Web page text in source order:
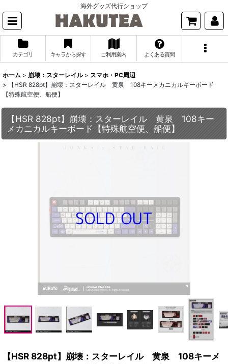
海外グッズ代行ショップ
カテゴリ キャラから探す ご利用案内 よくある質問
ホーム > 崩壊：スターレイル > スマホ・PC周辺
>
【HSR 828pt】崩壊：スターレイル 黄泉 108キーメカニカルキーボード
【特殊航空便、船便】
【HSR 828pt】崩壊：スターレイル 黄泉 108キー
メカニカルキーボード【特殊航空便、船便】
【HSR 828pt】崩壊：スターレイル 黄泉 108キーメ